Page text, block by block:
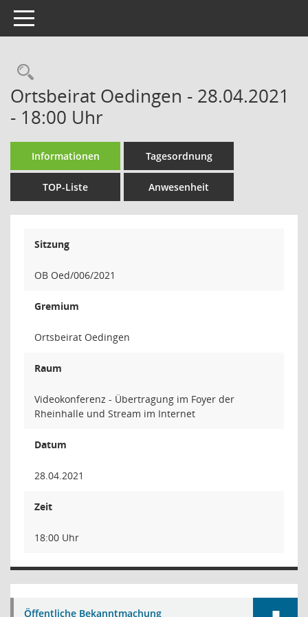
Toggle navigation
Rechercheauswahl
Ortsbeirat Oedingen - 28.04.2021
- 18:00 Uhr
Informationen Tagesordnung
TOP-Liste Anwesenheit
Sitzung
OB Oed/006/2021
Gremium
Ortsbeirat Oedingen
Raum
Videokonferenz - Übertragung im Foyer der
Rheinhalle und Stream im Internet
Datum
28.04.2021
Zeit
18:00 Uhr
Öffentliche Bekanntmachung